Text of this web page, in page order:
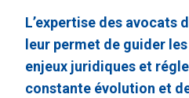
L’expertise des avocats
leur permet de guider
enjeux juridiques et
constante évolution et